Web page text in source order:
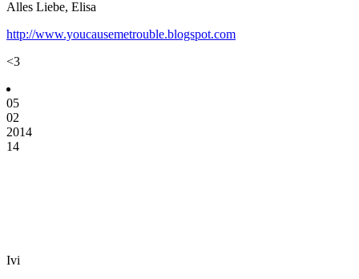
Alles Liebe, Elisa
http://www.youcausemetrouble.blogspot.com
<3
05
02
2014
14
Ivi